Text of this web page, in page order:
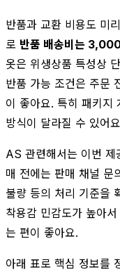
반품과 교환 비용도 미
로 반품 배송비는
옷은 위생상품 특성상
반품 가능 조건은 주문
이 좋아요. 특히 패키지
방식이 달라질 수 있어
AS 관련해서는 이번 제
매 전에는 판매 채널 문
불량 등의 처리 기준을
착용감 민감도가 높아
는 편이 좋아요.
아래 표로 핵심 정보를